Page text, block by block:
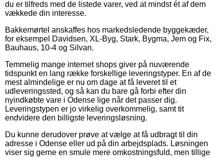
du er tilfreds med de listede varer, ved at mindst ét af dem
vækkede din interesse.
Bakkemørtel anskaffes hos markedsledende byggekæder,
for eksempel Davidsen, XL-Byg, Stark, Bygma, Jem og Fix,
Bauhaus, 10-4 og Silvan.
Temmelig mange internet shops giver på nuværende
tidspunkt en lang række forskellige leveringstyper. En af de
mest almindelige er nu om dage at få leveret til et
udleveringssted, og så kan du bare gå forbi efter din
nyindkøbte vare i Odense lige når det passer dig.
Leveringstypen er jo virkelig overkommelig, samt tit
endvidere den billigste leveringsløsning.
Du kunne derudover prøve at vælge at få udbragt til din
adresse i Odense eller ud på din arbejdsplads. Løsningen
viser sig gerne en smule mere omkostningsfuld, men tillige